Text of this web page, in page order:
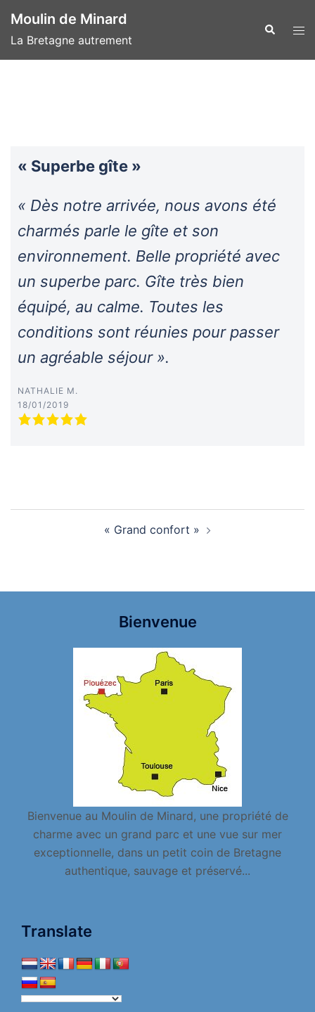
au
contenu
Moulin de Minard
La Bretagne autrement
« Superbe gîte »
« Dès notre arrivée, nous avons été
charmés parle le gîte et son
environnement. Belle propriété avec
un superbe parc. Gîte très bien
équipé, au calme. Toutes les
conditions sont réunies pour passer
un agréable séjour ».
NATHALIE M.
18/01/2019
« Grand confort »
Bienvenue
Bienvenue au Moulin de Minard, une propriété de
charme avec un grand parc et une vue sur mer
exceptionnelle, dans un petit coin de Bretagne
authentique, sauvage et préservé...
Translate